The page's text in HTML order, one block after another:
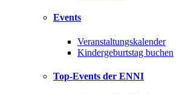
Events
Veranstaltungskalender
Kindergeburtstag buchen
Top-Events der ENNI